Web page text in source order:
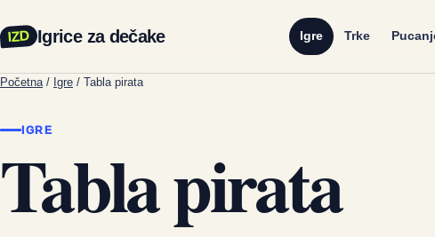
IZD Igrice za dečake Igre Trke
Početna / Igre / Tabla pirata
IGRE
Tabla pirata